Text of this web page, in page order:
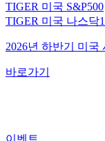
TIGER 미국 S&P500
TIGER 미국 나스닥
2026년 하반기 미국
바로가기
이벤트